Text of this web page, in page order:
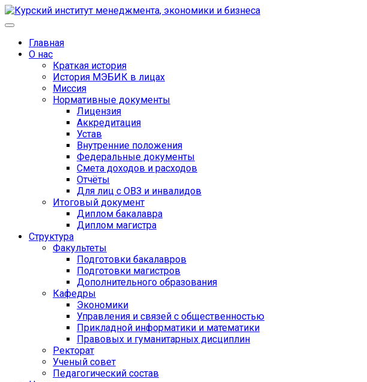
Главная
О нас
Краткая история
История МЭБИК в лицах
Миссия
Нормативные документы
Лицензия
Аккредитация
Устав
Внутренние положения
Федеральные документы
Смета доходов и расходов
Отчёты
Для лиц с ОВЗ и инвалидов
Итоговый документ
Диплом бакалавра
Диплом магистра
Структура
Факультеты
Подготовки бакалавров
Подготовки магистров
Дополнительного образования
Кафедры
Экономики
Управления и связей с общественностью
Прикладной информатики и математики
Правовых и гуманитарных дисциплин
Ректорат
Ученый совет
Педагогический состав